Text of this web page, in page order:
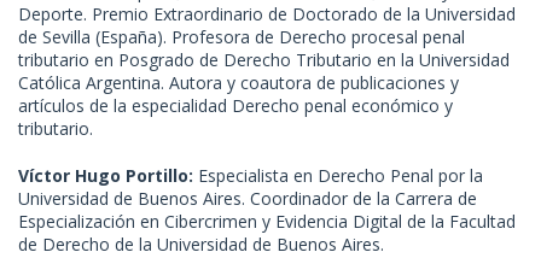
Deporte. Premio Extraordinario de Doctorado de la Universidad
de Sevilla (España). Profesora de Derecho procesal penal
tributario en Posgrado de Derecho Tributario en la Universidad
Católica Argentina. Autora y coautora de publicaciones y
artículos de la especialidad Derecho penal económico y
tributario.
Víctor Hugo Portillo: Especialista en Derecho Penal por la
Universidad de Buenos Aires. Coordinador de la Carrera de
Especialización en Cibercrimen y Evidencia Digital de la Facultad
de Derecho de la Universidad de Buenos Aires.